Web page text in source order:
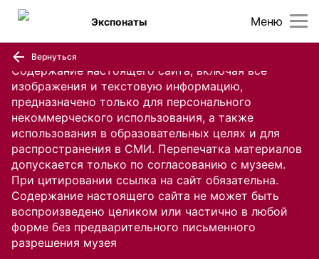
Содержание настоящего сайта, включая все
изображения и текстовую информацию,
предназначено только для персонального
некоммерческого использования, а также
использования в образовательных целях и для
распространения в СМИ. Перепечатка материалов
допускается только по согласованию с музеем.
При цитировании ссылка на сайт обязательна.
Содержание настоящего сайта не может быть
воспроизведено целиком или частично в любой
форме без предварительного письменного
разрешения музея
Меню
Экспонаты
Вернуться